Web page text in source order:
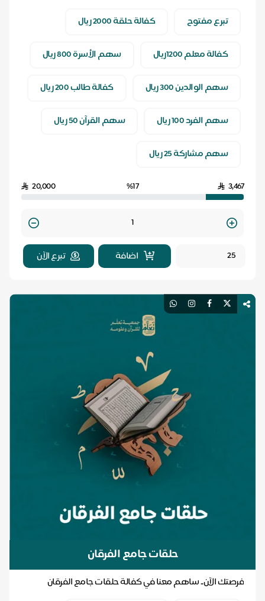
تبرع مفتوح
كفالة حلقة 2000 ريال
كفالة معلم 1200ريال سهم الأسرة 800 ريال
سهم الوالدين 300 ريال كفالة طالب 200 ريال
سهم الفرد 100 ريال سهم القرآن 50 ريال
سهم مشاركة 25 ريال
3,467
%17
20,000
Quantity
اضافة
تبرع الآن
حلقات جامع الفرقان
فرصتك الآن.. ساهم معنا في كفالة حلقات جامع الفرقان